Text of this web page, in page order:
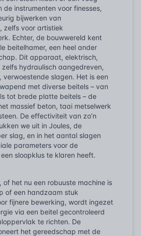
de instrumenten voor finesses,
bijwerken van
zelfs voor artistiek
Echter, de bouwwereld kent
beitelhamer, een heel ander
Dit apparaat, elektrisch,
hydraulisch aangedreven,
verwoestende slagen. Het is een
met diverse beitels – van
tot brede platte beitels – de
massief beton, taai metselwerk
De effectiviteit van zo’n
we uit in Joules, de
slag, en in het aantal slagen
parameters voor de
sloopklus te klaren heeft.
of het nu een robuuste machine is
of een handzaam stuk
fijnere bewerking, wordt ingezet
via een beitel gecontroleerd
te richten. De
het gereedschap met de